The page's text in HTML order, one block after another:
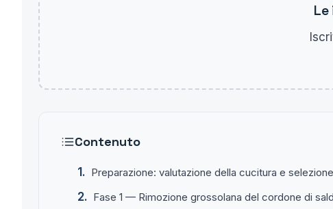
Contenuto
Preparazione: valutazione della cucitura e
Fase 1 — Rimozione grossolana del cordone di